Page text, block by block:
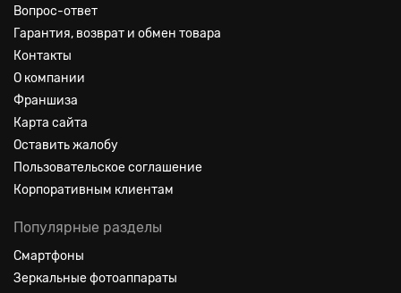
Вопрос-ответ
Гарантия, возврат и обмен товара
Контакты
О компании
Франшиза
Карта сайта
Оставить жалобу
Пользовательское соглашение
Корпоративным клиентам
Популярные разделы
Смартфоны
Зеркальные фотоаппараты